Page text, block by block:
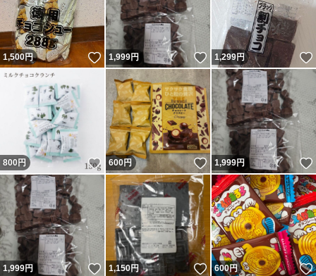
1,500円 いいね！
1,999円 いいね！
1,299円
800 円 いいね！
600円 いいね！
1,999円
1,999円 いいね！
1,150円 いいね！
600円